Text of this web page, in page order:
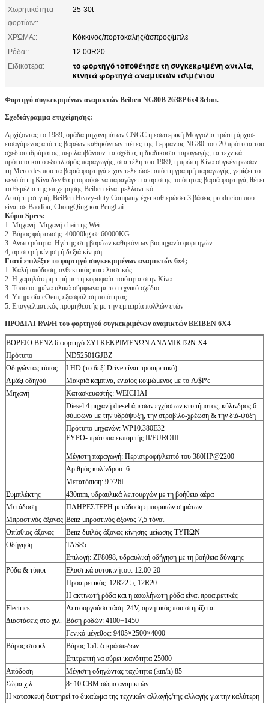
Χωρητικότητα
φορτίων::
25-30t
ΧΡΏΜΑ::
Κόκκινος/πορτοκαλής/άσπρος/μπλε
Ρόδα::
12.00R20
Ειδικότερα:
το φορτηγό τοποθέτησε τη συγκεκριμένη αντλία,
κινητά φορτηγά αναμικτών τσιμέντου
Φορτηγό συγκεκριμένων αναμικτών Beiben NG80B 2638P 6x4 8cbm.
Σχεδιάγραμμα επιχείρησης:
Αρχίζοντας το 1989, ομάδα μηχανημάτων CNGC η εσωτερική Μογγολία πρώτη άρχισε
εισαγόμενος από τις βαρέων καθηκόντων πιέτες της Γερμανίας NG80 που 20 πρότυπα του
σχεδίου ιδρύματος, περιλαμβάνουν: τα σχέδια, η διαδικασία παραγωγής, τα τεχνικά
πρότυπα και ο εξοπλισμός παραγωγής, στα τέλη του 1989, η πρώτη Κίνα συγκέντρωσαν
τη Mercedes που τα βαριά φορτηγά είχαν τελειώσει από τη γραμμή παραγωγής, γεμίζει το
κενό ότι η Κίνα δεν θα μπορούσε να παραγάγει τα αρίστης ποιότητας βαριά φορτηγά, θέτει
τα θεμέλια της επιχείρησης Beiben είναι μελλοντικό.
Αυτή τη στιγμή, BeiBen Heavy-duty Company έχει καθιερώσει 3 βάσεις producion που
είναι σε BaoTou, ChongQing και PengLai.
Κύριο Specs:
1. Μηχανή: Μηχανή chai της Wei
2. Βάρος φόρτωσης: 40000kg σε 60000KG
3. Ανωτερότητα: Ηγέτης στη βαρέων καθηκόντων βιομηχανία φορτηγών
4, αριστερή κίνηση ή δεξιά κίνηση
Γιατί επιλέξτε το φορτηγό συγκεκριμένων αναμικτών 6x4;
1. Καλή απόδοση, ανθεκτικός και ελαστικός
2. Η χαμηλότερη τιμή με τη κορυφαία ποιότητα στην Κίνα
3. Τυποποιημένα υλικά σύμφωνα με το τεχνικό σχέδιο
4. Υπηρεσία cOem, εξασφάλιση ποιότητας
5. Επαγγελματικός προμηθευτής με την εμπειρία πολλών ετών
ΠΡΟΔΙΑΓΡΑΦΗ του φορτηγού συγκεκριμένων αναμικτών BEIBEN 6X4
ΒΟΡΕΙΟ BENZ 6 φορτηγό ΣΥΓΚΕΚΡΙΜΈΝΩΝ ΑΝΑΜΙΚΤΏΝ X4
Πρότυπο
ND52501GJBZ
Οδηγώντας τύπος
LHD (το δεξί Drive είναι προαιρετικό)
Αμάξι οδηγού
Μακριά καμπίνα, ενιαίος κοιμώμενος με το A/$l*c
Μηχανή
Κατασκευαστής: WEICHAI
Diesel 4 μηχανή diesel άμεσων εγχύσεων κτυπήματος, κύλινδρος 6
σύμφωνα με την υδρόψυξη, την στροβιλο-χρέωση & την διά-ψύξη
Πρότυπο μηχανών: WP10.380E32
ΕΥΡΟ- πρότυπα εκπομπής II/EUROIII
Μέγιστη παραγωγή: Περιστροφή/λεπτό του 380HP@2200
Αριθμός κυλίνδρου: 6
Μετατόπιση: 9.726L
Συμπλέκτης
430mm, υδραυλικά λειτουργών με τη βοήθεια αέρα
Μετάδοση
ΠΛΗΡΕΣΤΕΡΗ μετάδοση εμπορικών σημάτων.
Μπροστινός άξονας Benz μπροστινός άξονας 7,5 τόνοι
Οπίσθιος άξονας
Benz διπλός άξονας κίνησης μείωσης ΤΥΠΩΝ
Οδήγηση
TAS85
Επιλογή: ZF8098, υδραυλική οδήγηση με τη βοήθεια δύναμης
Ρόδα & τύποι
Ελαστικά αυτοκινήτου: 12.00-20
Προαιρετικός: 12R22.5, 12R20
Η ακτινωτή ρόδα και η ασωλήνωτη ρόδα είναι προαιρετικές
Electrics
Λειτουργούσα τάση: 24V, αρνητικός που στηρίζεται
Διαστάσεις στο χιλ. Βάση ροδών: 4100+1450
Γενικό μέγεθος: 9405×2500×4000
Βάρος στο κλ
Βάρος 15155 κράσπεδων
Επιτρεπτή να σύρει ικανότητα 25000
Απόδοση
Μέγιστη οδηγώντας ταχύτητα (km/h) 85
Σώμα χιλ.
8~10 CBM σώμα αναμικτών
Η κατασκευή διατηρεί το δικαίωμα της τεχνικών αλλαγής/της αλλαγής για την καλύτερη